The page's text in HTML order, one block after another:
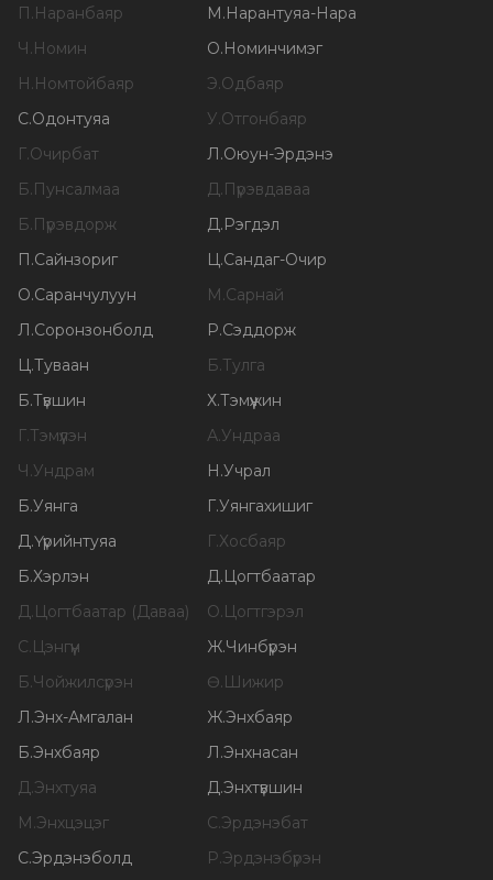
П.Наранбаяр М.Нарантуяа-Нара
Ч.Номин О.Номинчимэг
Н.Номтойбаяр Э.Одбаяр
С.Одонтуяа У.Отгонбаяр
Г.Очирбат Л.Оюун-Эрдэнэ
Б.Пунсалмаа Д.Пүрэвдаваа
Б.Пүрэвдорж Д.Рэгдэл
П.Сайнзориг Ц.Сандаг-Очир
О.Саранчулуун М.Сарнай
Л.Соронзонболд Р.Сэддорж
Ц.Туваан Б.Тулга
Б.Түвшин Х.Тэмүүжин
Г.Тэмүүлэн А.Ундраа
Ч.Ундрам Н.Учрал
Б.Уянга Г.Уянгахишиг
Д.Үүрийнтуяа Г.Хосбаяр
Б.Хэрлэн Д.Цогтбаатар
Д.Цогтбаатар (Даваа) О.Цогтгэрэл
С.Цэнгүүн Ж.Чинбүрэн
Б.Чойжилсүрэн Ө.Шижир
Л.Энх-Амгалан Ж.Энхбаяр
Б.Энхбаяр Л.Энхнасан
Д.Энхтуяа Д.Энхтүвшин
М.Энхцэцэг С.Эрдэнэбат
С.Эрдэнэболд Р.Эрдэнэбүрэн